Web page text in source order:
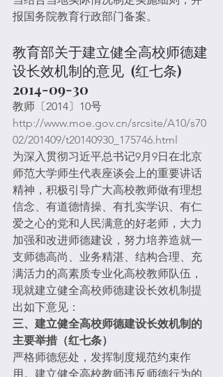
报国务院教育行政部门备案。
教育部关于建立健全高校师德建
设长效机制的意见  (红七条)
2014-09-30
教师〔2014〕10号
http://www.moe.gov.cn/srcsite/A10/s70
02/201409/t20140930_175746.html
为深入贯彻习近平总书记9月9日在北京
师范大学师生代表座谈会上的重要讲话
精神，积极引导广大高校教师做有理想
信念、有道德情操、有扎实学识、有仁
爱之心的党和人民满意的好老师，大力
加强和改进师德建设，努力培养造就一
支师德高尚、业务精湛、结构合理、充
满活力的高素质专业化高校教师队伍，
现就建立健全高校师德建设长效机制提
出如下意见：
三、建立健全高校师德建设长效机制的
主要举措（红七条）
严格师德惩处，发挥制度规范约束作
用。建立健全高校教师违反师德行为的